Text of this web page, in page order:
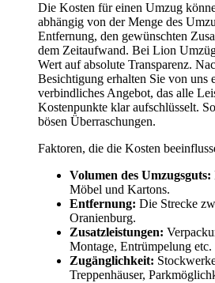
Die Kosten für einen Umzug
abhängig von der Menge des
Entfernung, den gewünschten
dem Zeitaufwand. Bei Lion
Wert auf absolute Transparenz.
Besichtigung erhalten Sie von uns
verbindliches Angebot, das alle
Kostenpunkte klar aufschlüsselt.
bösen Überraschungen.
Faktoren, die die Kosten
Volumen des Umzugsguts:
Möbel und Kartons.
Entfernung: Die Strecke
Oranienburg.
Zusatzleistungen:
Montage, Entrümpelung etc.
Zugänglichkeit:
Treppenhäuser,